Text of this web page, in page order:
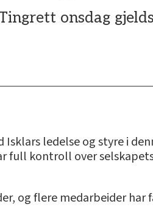
onsdag
ledelse og styre i
full kontroll over
og flere medarbeider har